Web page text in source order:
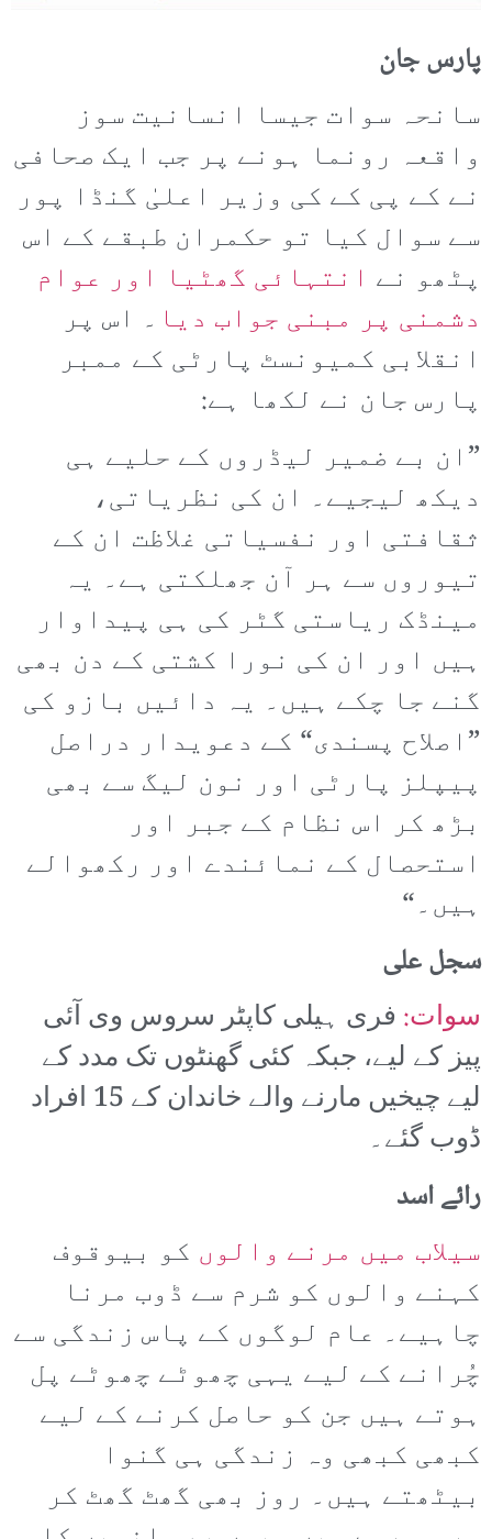
پارس جان
سانحہ سوات جیسا انسانیت سوز
واقعہ رونما ہونے پر جب ایک صحافی
نے کے پی کے کی وزیر اعلیٰ گنڈا پور
سے سوال کیا تو حکمران طبقے کے اس
پٹھو نے انتہائی گھٹیا اور عوام
دشمنی پر مبنی جواب دیا ۔ اس پر
انقلابی کمیونسٹ پارٹی کے ممبر
پارس جان نے لکھا ہے:
”ان بے ضمیر لیڈروں کے حلیے ہی
دیکھ لیجیے۔ ان کی نظریاتی،
ثقافتی اور نفسیاتی غلاظت ان کے
تیوروں سے ہر آن جھلکتی ہے۔ یہ
مینڈک ریاستی گٹر کی ہی پیداوار
ہیں اور ان کی نورا کشتی کے دن بھی
گنے جا چکے ہیں۔ یہ دائیں بازو کی
”اصلاح پسندی“ کے دعویدار دراصل
پیپلز پارٹی اور نون لیگ سے بھی
بڑھ کر اس نظام کے جبر اور
استحصال کے نمائندے اور رکھوالے
ہیں۔“
سجل علی
سوات: فری ہیلی کاپٹر سروس وی آئی
پیز کے لیے، جبکہ کئی گھنٹوں تک مدد کے
لیے چیخیں مارنے والے خاندان کے 15 افراد
ڈوب گئے۔
رائے اسد
سیلاب میں مرنے والوں کو بیوقوف
کہنے والوں کو شرم سے ڈوب مرنا
چاہیے۔ عام لوگوں کے پاس زندگی سے
چُرانے کے لیے یہی چھوٹے چھوٹے پل
ہوتے ہیں جن کو حاصل کرنے کے لیے
کبھی کبھی وہ زندگی ہی گنوا
بیٹھتے ہیں۔ روز بھی گھٹ گھٹ کر